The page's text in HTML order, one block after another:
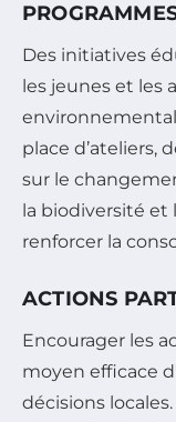
Des initiatives
les jeunes et les
place d’ateliers,
sur le
la biodiversité et
renforcer la
ACTIONS
Encourager les
moyen efficace
décisions